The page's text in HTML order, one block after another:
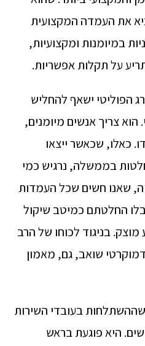
את העמדה המקצועית
במיומנות ומקצועיות,
על תקלות אפשריות.
הפוליטי ישאף להחליש
הוא צריך אנשים מיומנים,
כאלו, שכאשר ייצאו
בממשלה, נרגיש כמי
שאנו חשים שכל העמדות
החלטתם כמיטב שיקול
בניגוד לכוחו של הרב
שואב, גם, מאמון
בעובדי השירות
היא פוגעת בראש